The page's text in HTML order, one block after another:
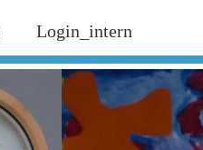
Login_intern